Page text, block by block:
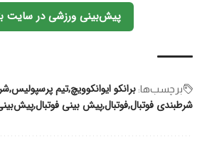
پیش‌بینی ورزشی در سایت
برچسب‌‌ها: برانکو ایوانکوویچتیم پرسپولیس
شرطبندی فوتبالفوتبالپیش بینی فوتبال